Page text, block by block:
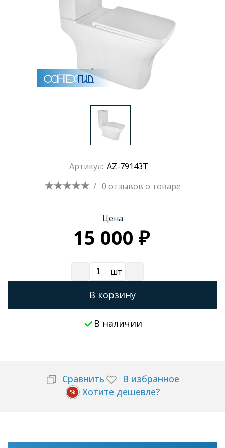
Аксессуары для ванных комнат
Душевые поддоны
Душевые уголки и ограждения
Трапы для душевых
Артикул: AZ-79143T
/ 0 отзывов о товаре
Цена
15 000 ₽
шт
В корзину
В наличии
Сравнить В избранное
% Хотите дешевле?